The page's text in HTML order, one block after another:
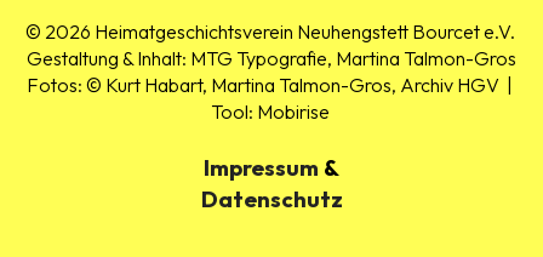
© 2026 Heimatgeschichtsverein Neuhengstett Bourcet e.V.
Gestaltung & Inhalt: MTG Typografie, Martina Talmon-Gros
Fotos: © Kurt Habart, Martina Talmon-Gros, Archiv HGV |
Tool: Mobirise
Impressum &
Datenschutz